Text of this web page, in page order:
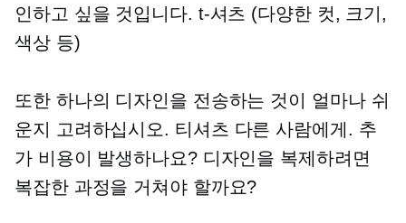
인하고 싶을 것입니다. t-셔츠 (다양한 컷, 크기,
색상 등)
또한 하나의 디자인을 전송하는 것이 얼마나 쉬
운지 고려하십시오. 티셔츠 다른 사람에게. 추
가 비용이 발생하나요? 디자인을 복제하려면
복잡한 과정을 거쳐야 할까요?